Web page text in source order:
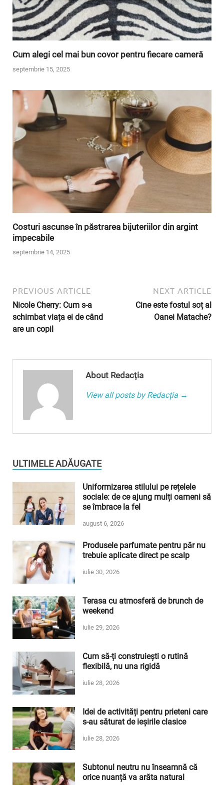
Cum alegi cel mai bun covor pentru fiecare cameră
septembrie 15, 2025
Costuri ascunse în păstrarea bijuteriilor din argint
impecabile
septembrie 14, 2025
PREVIOUS ARTICLE
Nicole Cherry: Cum s-a
schimbat viața ei de când
are un copil
NEXT ARTICLE
Cine este fostul soț al
Oanei Matache?
About Redacția
View all posts by Redacția →
ULTIMELE ADĂUGATE
Uniformizarea stilului pe rețelele
sociale: de ce ajung mulți oameni să
se îmbrace la fel
august 6, 2026
Produsele parfumate pentru păr nu
trebuie aplicate direct pe scalp
iulie 30, 2026
Terasa cu atmosferă de brunch de
weekend
iulie 29, 2026
Cum să-ți construiești o rutină
flexibilă, nu una rigidă
iulie 28, 2026
Idei de activități pentru prieteni care
s-au săturat de ieșirile clasice
iulie 28, 2026
Subtonul neutru nu înseamnă că
orice nuanță va arăta natural